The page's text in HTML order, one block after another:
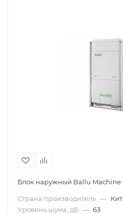
Блок наружный Ballu Machine
Страна производитель —
Уровень шума, дБ — 63